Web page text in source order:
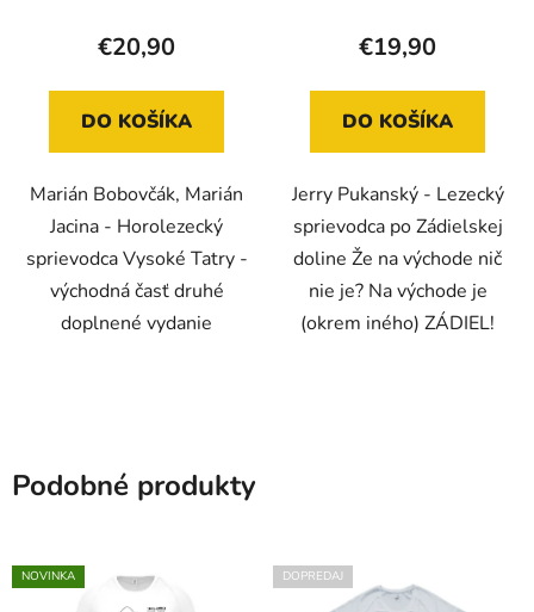
€20,90
DO KOŠÍKA
Marián Bobovčák, Marián
Jacina - Horolezecký
sprievodca Vysoké Tatry -
východná časť druhé
doplnené vydanie
€19,90
DO KOŠÍKA
Jerry Pukanský - Lezecký
sprievodca po Zádielskej
doline Že na východe nič
nie je? Na východe je
(okrem iného) ZÁDIEL!
Podobné produkty
NOVINKA DOPREDAJ